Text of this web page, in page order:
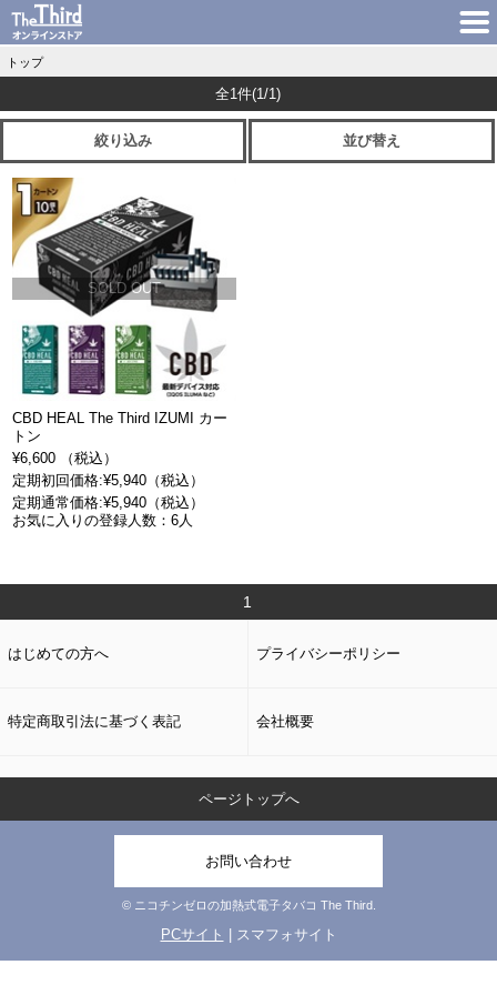
トップ
全1件(1/1)
絞り込み 並び替え
SOLD OUT
CBD HEAL The Third IZUMI カー
トン
¥6,600 （税込）
定期初回価格:¥5,940（税込）
定期通常価格:¥5,940（税込）
お気に入りの登録人数：6人
1
はじめての方へ プライバシーポリシー
特定商取引法に基づく表記 会社概要
ページトップへ
お問い合わせ
© ニコチンゼロの加熱式電子タバコ The Third.
PCサイト | スマフォサイト